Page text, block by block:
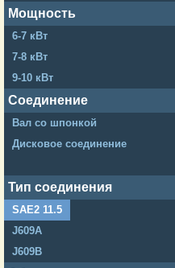
Мощность
6-7 кВт
7-8 кВт
9-10 кВт
12-15 кВт
20-25 кВт
30-40 кВт
70-90 кВт
100-150 кВт
200-250 кВт
300-400 кВт
Соединение
Вал со шпонкой
Дисковое соединение
Тип соединения
SAE2 11.5
J609A
J609B